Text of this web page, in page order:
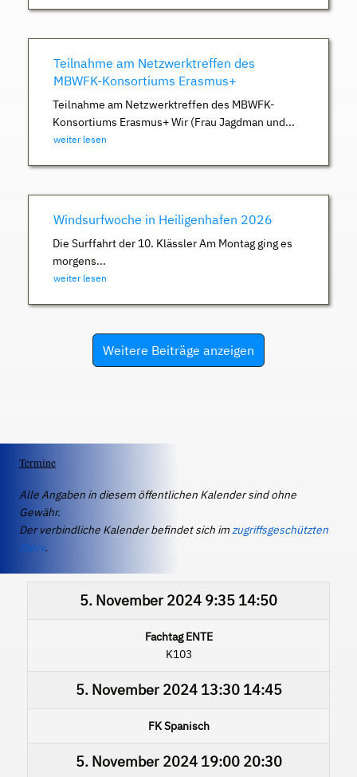
Teilnahme am Netzwerktreffen des
MBWFK-Konsortiums Erasmus+
Teilnahme am Netzwerktreffen des MBWFK-
Konsortiums Erasmus+ Wir (Frau Jagdman und...
weiter lesen
Windsurfwoche in Heiligenhafen 2026
Die Surffahrt der 10. Klässler Am Montag ging es
morgens...
weiter lesen
Weitere Beiträge anzeigen
Termine
Alle Angaben in diesem öffentlichen Kalender sind ohne
Gewähr.
Der verbindliche Kalender befindet sich imzugriffsgeschützten
IServ.
5. November 2024 9:35 14:50
Fachtag ENTE
K103
5. November 202413:30 14:45
FK Spanisch
5. November 202419:00 20:30